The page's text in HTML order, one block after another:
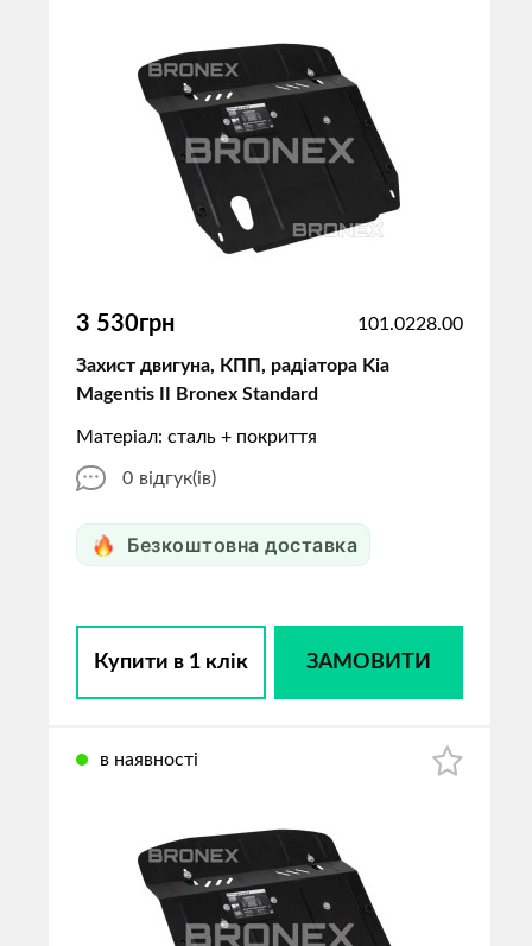
3 530грн 101.0228.00
Захист двигуна, КПП, радіатора Kia
Magentis II Bronex Standard
Матеріал: сталь + покриття
0 відгук(ів)
Безкоштовна доставка
Купити в 1 клік ЗАМОВИТИ
в наявності